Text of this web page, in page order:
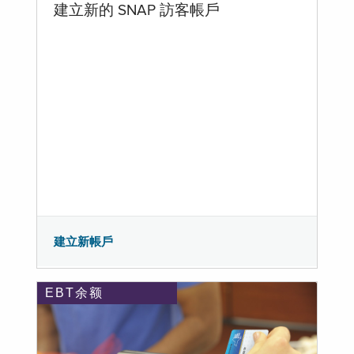
建立新的 SNAP 訪客帳戶
建立新帳戶
EBT余额